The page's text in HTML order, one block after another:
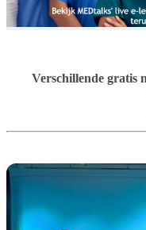
Verschillende gratis